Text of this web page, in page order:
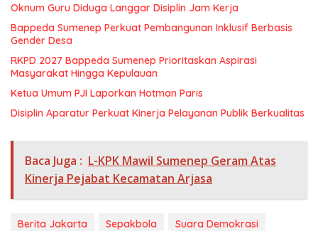
Oknum Guru Diduga Langgar Disiplin Jam Kerja
Bappeda Sumenep Perkuat Pembangunan Inklusif Berbasis
Gender Desa
RKPD 2027 Bappeda Sumenep Prioritaskan Aspirasi
Masyarakat Hingga Kepulauan
Ketua Umum PJI Laporkan Hotman Paris
Disiplin Aparatur Perkuat Kinerja Pelayanan Publik Berkualitas
Baca Juga : L-KPK Mawil Sumenep Geram Atas
Kinerja Pejabat Kecamatan Arjasa
Berita Jakarta Sepakbola
Suara Demokrasi